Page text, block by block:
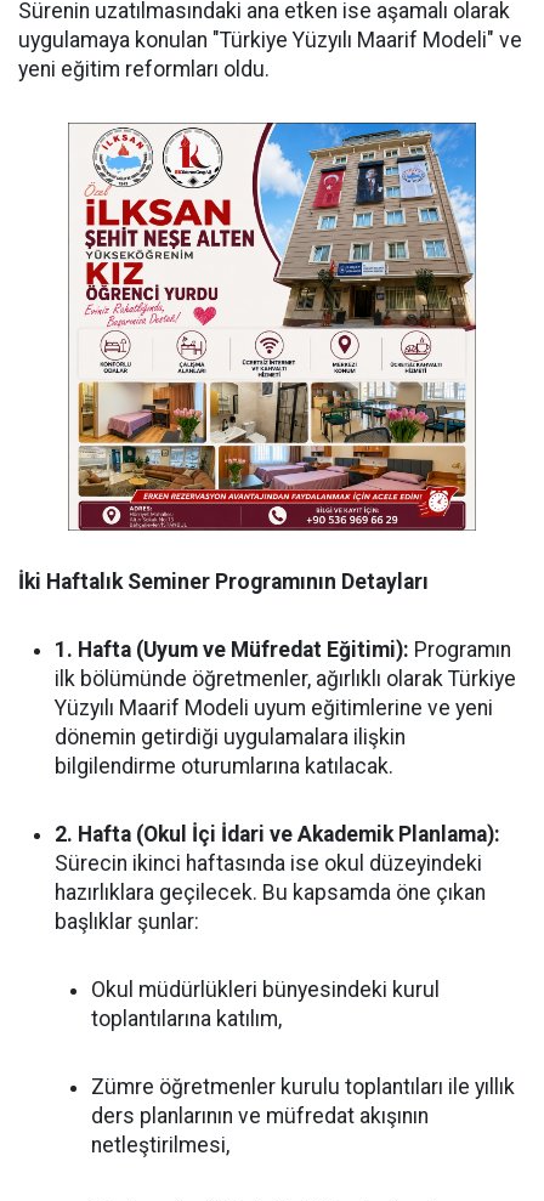
Sürenin uzatılmasındaki ana etken ise aşamalı olarak
uygulamaya konulan "Türkiye Yüzyılı Maarif Modeli" ve
yeni eğitim reformları oldu.
İki Haftalık Seminer Programının Detayları
1. Hafta (Uyum ve Müfredat Eğitimi): Programın
ilk bölümünde öğretmenler, ağırlıklı olarak Türkiye
Yüzyılı Maarif Modeli uyum eğitimlerine ve yeni
dönemin getirdiği uygulamalara ilişkin
bilgilendirme oturumlarına katılacak.
2. Hafta (Okul İçi İdari ve Akademik Planlama):
Sürecin ikinci haftasında ise okul düzeyindeki
hazırlıklara geçilecek. Bu kapsamda öne çıkan
başlıklar şunlar:
Okul müdürlükleri bünyesindeki kurul
toplantılarına katılım,
Zümre öğretmenler kurulu toplantıları ile yıllık
ders planlarının ve müfredat akışının
netleştirilmesi,